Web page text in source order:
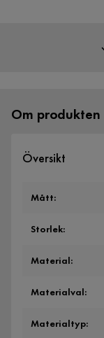
Om produkten
Översikt
Mått:
Storlek:
Material:
Materialval:
Materialtyp: